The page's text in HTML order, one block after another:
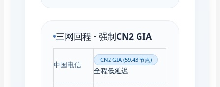
三网回程 · 强制CN2 GIA
中国电信
CN2 GIA (59.43 节点)
全程低延迟